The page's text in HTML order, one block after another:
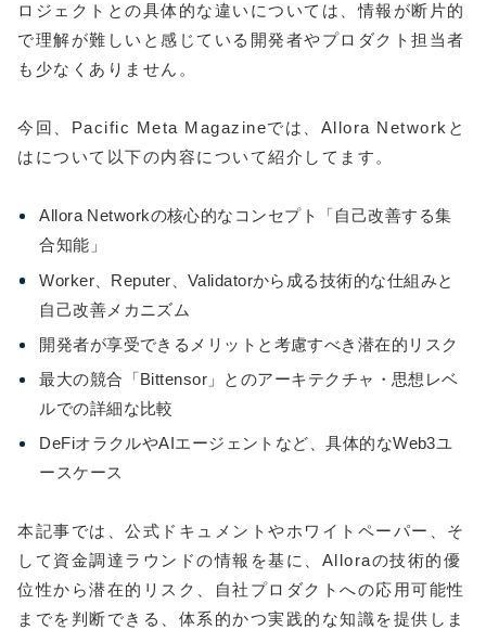
ロジェクトとの具体的な違いについては、情報が断片的
で理解が難しいと感じている開発者やプロダクト担当者
も少なくありません。
今回、Pacific Meta Magazineでは、Allora Networkと
はについて以下の内容について紹介してます。
Allora Networkの核心的なコンセプト「自己改善する集
合知能」
Worker、Reputer、Validatorから成る技術的な仕組みと
自己改善メカニズム
開発者が享受できるメリットと考慮すべき潜在的リスク
最大の競合「Bittensor」とのアーキテクチャ・思想レベ
ルでの詳細な比較
DeFiオラクルやAIエージェントなど、具体的なWeb3ユ
ースケース
本記事では、公式ドキュメントやホワイトペーパー、そ
して資金調達ラウンドの情報を基に、Alloraの技術的優
位性から潜在的リスク、自社プロダクトへの応用可能性
までを判断できる、体系的かつ実践的な知識を提供しま